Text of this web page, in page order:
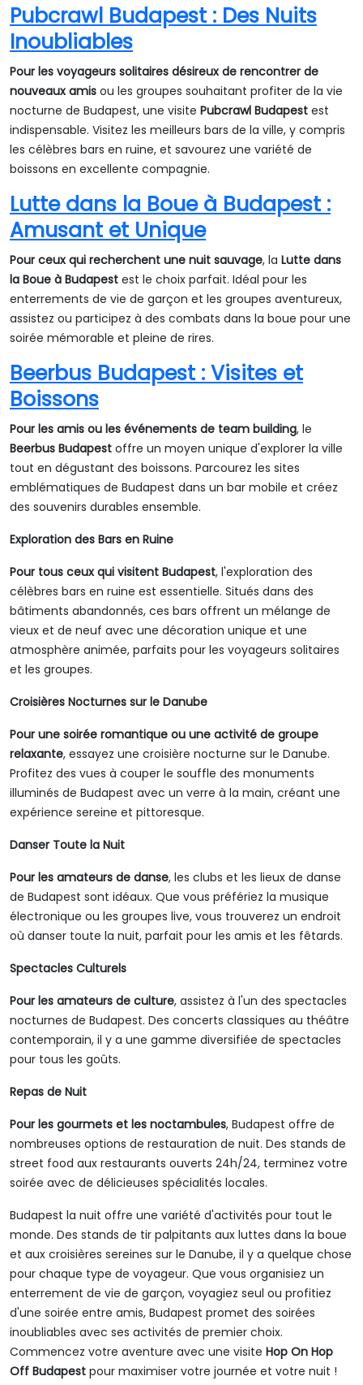
Pubcrawl Budapest : Des Nuits
Inoubliables
Pour les voyageurs solitaires désireux de rencontrer de
nouveaux amis ou les groupes souhaitant profiter de la vie
nocturne de Budapest, une visite Pubcrawl Budapest est
indispensable. Visitez les meilleurs bars de la ville, y compris
les célèbres bars en ruine, et savourez une variété de
boissons en excellente compagnie.
Lutte dans la Boue à Budapest :
Amusant et Unique
Pour ceux qui recherchent une nuit sauvage, la Lutte dans
la Boue à Budapest est le choix parfait. Idéal pour les
enterrements de vie de garçon et les groupes aventureux,
assistez ou participez à des combats dans la boue pour une
soirée mémorable et pleine de rires.
Beerbus Budapest : Visites et
Boissons
Pour les amis ou les événements de team building, le
Beerbus Budapest offre un moyen unique d'explorer la ville
tout en dégustant des boissons. Parcourez les sites
emblématiques de Budapest dans un bar mobile et créez
des souvenirs durables ensemble.
Exploration des Bars en Ruine
Pour tous ceux qui visitent Budapest, l'exploration des
célèbres bars en ruine est essentielle. Situés dans des
bâtiments abandonnés, ces bars offrent un mélange de
vieux et de neuf avec une décoration unique et une
atmosphère animée, parfaits pour les voyageurs solitaires
et les groupes.
Croisières Nocturnes sur le Danube
Pour une soirée romantique ou une activité de groupe
relaxante, essayez une croisière nocturne sur le Danube.
Profitez des vues à couper le souffle des monuments
illuminés de Budapest avec un verre à la main, créant une
expérience sereine et pittoresque.
Danser Toute la Nuit
Pour les amateurs de danse, les clubs et les lieux de danse
de Budapest sont idéaux. Que vous préfériez la musique
électronique ou les groupes live, vous trouverez un endroit
où danser toute la nuit, parfait pour les amis et les fêtards.
Spectacles Culturels
Pour les amateurs de culture, assistez à l'un des spectacles
nocturnes de Budapest. Des concerts classiques au théâtre
contemporain, il y a une gamme diversifiée de spectacles
pour tous les goûts.
Repas de Nuit
Pour les gourmets et les noctambules, Budapest offre de
nombreuses options de restauration de nuit. Des stands de
street food aux restaurants ouverts 24h/24, terminez votre
soirée avec de délicieuses spécialités locales.
Budapest la nuit offre une variété d'activités pour tout le
monde. Des stands de tir palpitants aux luttes dans la boue
et aux croisières sereines sur le Danube, il y a quelque chose
pour chaque type de voyageur. Que vous organisiez un
enterrement de vie de garçon, voyagiez seul ou profitiez
d'une soirée entre amis, Budapest promet des soirées
inoubliables avec ses activités de premier choix.
Commencez votre aventure avec une visite Hop On Hop
Off Budapest pour maximiser votre journée et votre nuit !